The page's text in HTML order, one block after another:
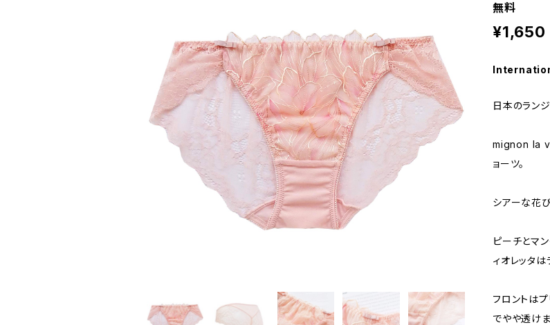
無料
¥1,650
日本のランジ
mignon la
ョーツ。
シアーな花
ピーチとマ
ィオレッタは
フロントは
でやや透けま